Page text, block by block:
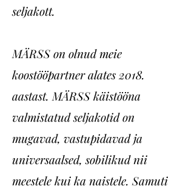
seljakott.
MÄRSS on olnud meie
koostööpartner alates 2018.
aastast. MÄRSS käistööna
valmistatud seljakotid on
mugavad, vastupidavad ja
universaalsed, sobilikud nii
meestele kui ka naistele. Samuti